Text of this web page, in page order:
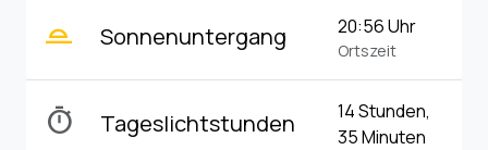
wb_twilight_2 Sonnenuntergang 20:56 Uhr
Ortszeit
timer Tageslichtstunden
14 Stunden,
35 Minuten